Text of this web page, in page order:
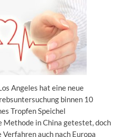
Angeles hat eine neue
binnen 10
Tropfen Speichel
in China getestet, doch
auch nach Europa